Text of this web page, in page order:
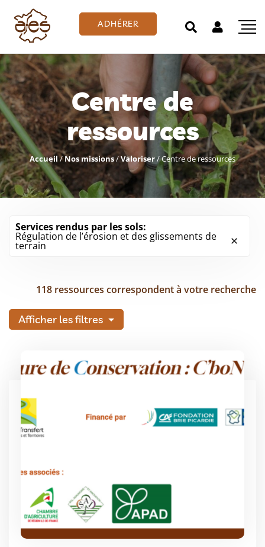
ADHÉRER
Centre de
ressources
Accueil/Nos missions/Valoriser/Centre de ressources
Services rendus par les sols:
Régulation de l’érosion et des glissements de
terrain
118 ressources correspondent à votre recherche
Afficher les filtres